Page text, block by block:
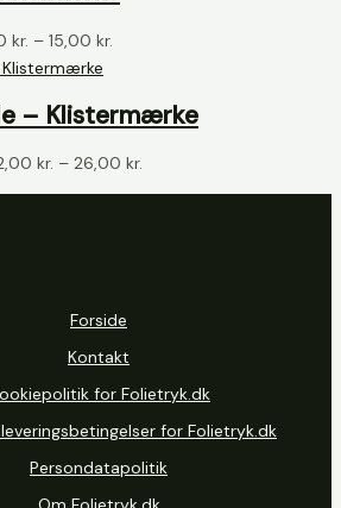
kr. – 15,00 kr.
15,00 kr.
– Klistermærke
kr. – 26,00 kr.
12,00 kr.
Forside
Kontakt
for Folietryk.dk
for Folietryk.dk
Persondatapolitik